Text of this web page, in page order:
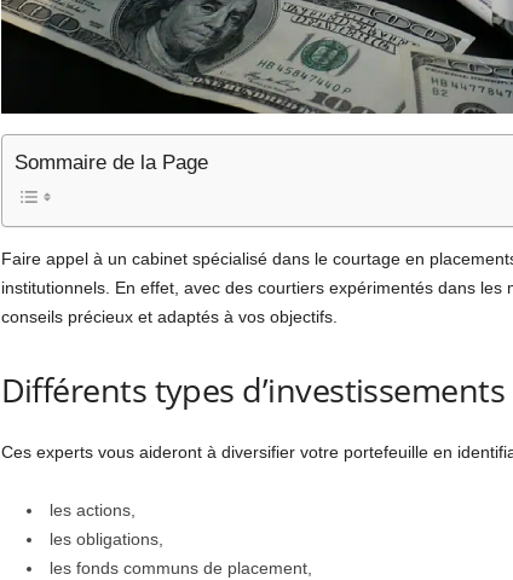
Sommaire de la Page
Faire appel à un cabinet spécialisé dans le courtage en
institutionnels. En effet, avec des courtiers expérimentés dans
conseils précieux et adaptés à vos objectifs.
Différents types d’investissements
Ces experts vous aideront à diversifier votre portefeuille en
les actions,
les obligations,
les fonds communs de placement,